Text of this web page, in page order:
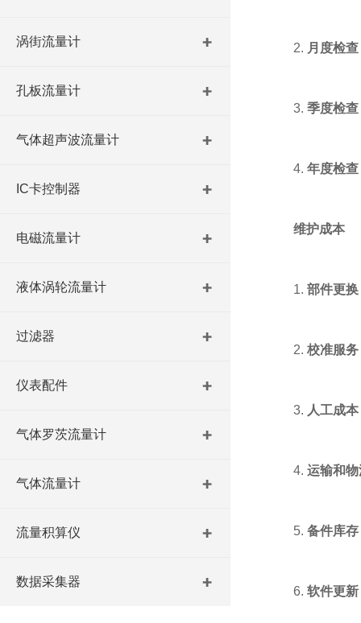
涡街流量计
孔板流量计
气体超声波流量计
IC卡控制器
电磁流量计
液体涡轮流量计
过滤器
仪表配件
气体罗茨流量计
气体流量计
流量积算仪
数据采集器
2. 月度检查
3. 季度检查
4. 年度检查
维护成本
1. 部件更换
2. 校准服务
3. 人工成本
4. 运输和物
5. 备件库存
6. 软件更新